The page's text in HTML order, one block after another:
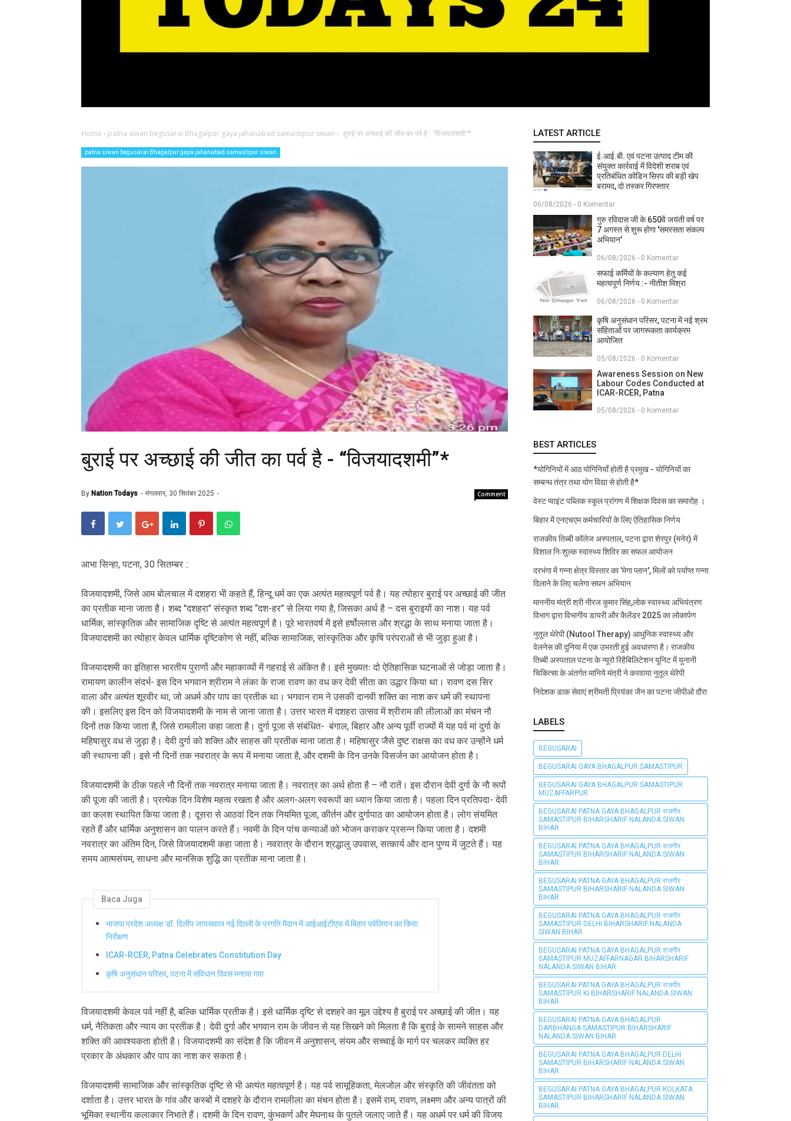
Home › patna siwan begusarai Bhagalpur gaya jahanabad samastipur siwan › बुराई पर अच्छाई की जीत का पर्व है - “विजयादशमी”*
patna siwan begusarai Bhagalpur gaya jahanabad samastipur siwan
बुराई पर अच्छाई की जीत का पर्व है - “विजयादशमी”*
By Nation Todays मंगलवार, 30 सितंबर 2025 Comment
आभा सिन्हा, पटना, 30 सितम्बर ::
विजयादशमी, जिसे आम बोलचाल में दशहरा भी कहते हैं, हिन्दू धर्म का एक अत्यंत महत्वपूर्ण पर्व है। यह त्योहार बुराई पर अच्छाई की जीत
का प्रतीक माना जाता है। शब्द "दशहरा" संस्कृत शब्द “दश-हर” से लिया गया है, जिसका अर्थ है – दस बुराइयों का नाश। यह पर्व
धार्मिक, सांस्कृतिक और सामाजिक दृष्टि से अत्यंत महत्वपूर्ण है। पूरे भारतवर्ष में इसे हर्षोल्लास और श्रद्धा के साथ मनाया जाता है।
विजयादशमी का त्योहार केवल धार्मिक दृष्टिकोण से नहीं, बल्कि सामाजिक, सांस्कृतिक और कृषि परंपराओं से भी जुड़ा हुआ है।
विजयादशमी का इतिहास भारतीय पुराणों और महाकाव्यों में गहराई से अंकित है। इसे मुख्यतः दो ऐतिहासिक घटनाओं से जोड़ा जाता है।
रामायण कालीन संदर्भ- इस दिन भगवान श्रीराम ने लंका के राजा रावण का वध कर देवी सीता का उद्धार किया था। रावण दस सिर
वाला और अत्यंत शूरवीर था, जो अधर्म और पाप का प्रतीक था। भगवान राम ने उसकी दानवी शक्ति का नाश कर धर्म की स्थापना
की। इसलिए इस दिन को विजयादशमी के नाम से जाना जाता है। उत्तर भारत में दशहरा उत्सव में श्रीराम की लीलाओं का मंचन नौ
दिनों तक किया जाता है, जिसे रामलीला कहा जाता है। दुर्गा पूजा से संबंधित- बंगाल, बिहार और अन्य पूर्वी राज्यों में यह पर्व मां दुर्गा के
महिषासुर वध से जुड़ा है। देवी दुर्गा को शक्ति और साहस की प्रतीक माना जाता है। महिषासुर जैसे दुष्ट राक्षस का वध कर उन्होंने धर्म
की स्थापना की। इसे नौ दिनों तक नवरात्र के रूप में मनाया जाता है, और दशमी के दिन उनके विसर्जन का आयोजन होता है।
विजयादशमी के ठीक पहले नौ दिनों तक नवरात्र मनाया जाता है। नवरात्र का अर्थ होता है – नौ रातें। इस दौरान देवी दुर्गा के नौ रूपों
की पूजा की जाती है। प्रत्येक दिन विशेष महत्व रखता है और अलग-अलग स्वरूपों का ध्यान किया जाता है। पहला दिन प्रतिपदा- देवी
का कलश स्थापित किया जाता है। दूसरा से आठवां दिन तक नियमित पूजा, कीर्तन और दुर्गापाठ का आयोजन होता है। लोग संयमित
रहते हैं और धार्मिक अनुशासन का पालन करते हैं। नवमी के दिन पांच कन्याओं को भोजन कराकर प्रसन्न किया जाता है। दशमी
नवरात्र का अंतिम दिन, जिसे विजयादशमी कहा जाता है। नवरात्र के दौरान श्रद्धालु उपवास, सत्कार्य और दान पुण्य में जुटते हैं। यह
समय आत्मसंयम, साधना और मानसिक शुद्धि का प्रतीक माना जाता है।
Baca Juga
भाजपा प्रदेश अध्यक्ष डॉ. दिलीप जायसवाल नई दिल्ली के प्रगति मैदान में आईआईटीएफ में बिहार पवेलियन का किया
निरीक्षण
ICAR-RCER, Patna Celebrates Constitution Day
कृषि अनुसंधान परिसर, पटना में संविधान दिवस मनाया गया
विजयादशमी केवल पर्व नहीं है, बल्कि धार्मिक प्रतीक है। इसे धार्मिक दृष्टि से दशहरे का मूल उद्देश्य है बुराई पर अच्छाई की जीत। यह
धर्म, नैतिकता और न्याय का प्रतीक है। देवी दुर्गा और भगवान राम के जीवन से यह सिखने को मिलता है कि बुराई के सामने साहस और
शक्ति की आवश्यकता होती है। विजयादशमी का संदेश है कि जीवन में अनुशासन, संयम और सच्चाई के मार्ग पर चलकर व्यक्ति हर
प्रकार के अंधकार और पाप का नाश कर सकता है।
विजयादशमी सामाजिक और सांस्कृतिक दृष्टि से भी अत्यंत महत्वपूर्ण है। यह पर्व सामूहिकता, मेलजोल और संस्कृति की जीवंतता को
दर्शाता है। उत्तर भारत के गांव और कस्बों में दशहरे के दौरान रामलीला का मंचन होता है। इसमें राम, रावण, लक्ष्मण और अन्य पात्रों की
भूमिका स्थानीय कलाकार निभाते हैं। दशमी के दिन रावण, कुंभकर्ण और मेघनाथ के पुतले जलाए जाते हैं। यह अधर्म पर धर्म की विजय
LATEST ARTICLE
ई.आई.बी. एवं पटना उत्पाद टीम की
संयुक्त कार्रवाई में विदेशी शराब एवं
प्रतिबंधित कोडिन सिरप की बड़ी खेप
बरामद, दो तस्कर गिरफ्तार
06/08/2026 - 0 Komentar
गुरु रविदास जी के 650वें जयंती वर्ष पर
7 अगस्त से शुरू होगा 'समरसता संकल्प
अभियान'
06/08/2026 - 0 Komentar
सफाई कर्मियों के कल्याण हेतु कई
महत्वपूर्ण निर्णय :- नीतीश मिश्रा
06/08/2026 - 0 Komentar
कृषि अनुसंधान परिसर, पटना में नई श्रम
संहिताओं पर जागरूकता कार्यक्रम
आयोजित
05/08/2026 - 0 Komentar
Awareness Session on New
Labour Codes Conducted at
ICAR-RCER, Patna
05/08/2026 - 0 Komentar
BEST ARTICLES
*योगिनियों में आठ योगिनियाँ होती है प्रमुख - योगिनियों का
सम्बन्ध तंत्र तथा योग विद्या से होती है*
वेस्ट प्वाइंट पब्लिक स्कूल प्रांगण में शिक्षक दिवस का समारोह ।
बिहार में एनएचएम कर्मचारियों के लिए ऐतिहासिक निर्णय
राजकीय तिब्बी कॉलेज अस्पताल, पटना द्वारा शेरपुर (मनेर) में
विशाल निःशुल्क स्वास्थ्य शिविर का सफल आयोजन
दरभंगा में गन्ना क्षेत्र विस्तार का 'मेगा प्लान', मिलों को पर्याप्त गन्ना
दिलाने के लिए चलेगा सघन अभियान
माननीय मंत्री श्री नीरज कुमार सिंह,लोक स्वास्थ्य अभियंत्रण
विभाग द्वारा विभागीय डायरी और कैलेंडर 2025 का लोकार्पण
नुतूल थेरेपी (Nutool Therapy) आधुनिक स्वास्थ्य और
वेलनेस की दुनिया में एक उभरती हुई अवधारणा है। राजकीय
तिब्बी अस्पताल पटना के न्यूरो रिहैबिलिटेशन यूनिट में युनानी
चिकित्सा के अंतर्गत मानिये मंत्री ने करवाया नुतूल थेरेपी
निदेशक डाक सेवाएं श्रीमती प्रियंका जैन का पटना जीपीओ दौरा
LABELS
BEGUSARAI
BEGUSARAI GAYA BHAGALPUR SAMASTIPUR
BEGUSARAI GAYA BHAGALPUR SAMASTIPUR
MUZAFFARPUR
BEGUSARAI PATNA GAYA BHAGALPUR राजगीर
SAMASTIPUR BIHARSHARIF NALANDA SIWAN
BIHAR
BEGUSARAI PATNA GAYA BHAGALPUR राजगीर
SAMASTIPUR BIHARSHARIF NALANDA SIWAN
BIHAR
BEGUSARAI PATNA GAYA BHAGALPUR राजगीर
SAMASTIPUR BIHARSHARIF NALANDA SIWAN
BIHAR
BEGUSARAI PATNA GAYA BHAGALPUR राजगीर
SAMASTIPUR DELHI BIHARSHARIF NALANDA
SIWAN BIHAR
BEGUSARAI PATNA GAYA BHAGALPUR राजगीर
SAMASTIPUR MUZAFFARNAGAR BIHARSHARIF
NALANDA SIWAN BIHAR
BEGUSARAI PATNA GAYA BHAGALPUR राजगीर
SAMASTIPUR KI BIHARSHARIF NALANDA SIWAN
BIHAR
BEGUSARAI PATNA GAYA BHAGALPUR
DARBHANGA SAMASTIPUR BIHARSHARIF
NALANDA SIWAN BIHAR
BEGUSARAI PATNA GAYA BHAGALPUR DELHI
SAMASTIPUR BIHARSHARIF NALANDA SIWAN
BIHAR
BEGUSARAI PATNA GAYA BHAGALPUR KOLKATA
SAMASTIPUR BIHARSHARIF NALANDA SIWAN
BIHAR